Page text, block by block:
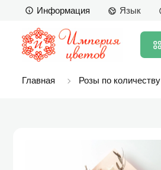
Информация Язык
Главная Розы по количеству